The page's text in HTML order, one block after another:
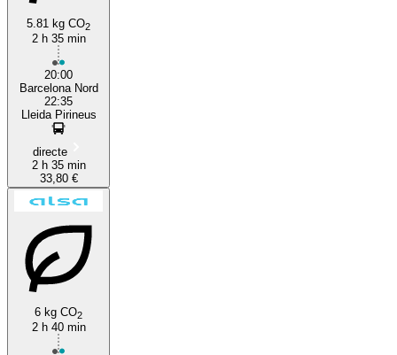
5.81 kg CO2
2 h 35 min
20:00
Barcelona Nord
22:35
Lleida Pirineus
directe
2 h 35 min
33,80 €
6 kg CO2
2 h 40 min